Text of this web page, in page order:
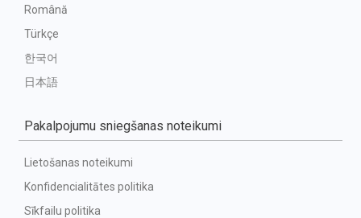
Română
Türkçe
한국어
日本語
Pakalpojumu sniegšanas noteikumi
Lietošanas noteikumi
Konfidencialitātes politika
Sīkfailu politika